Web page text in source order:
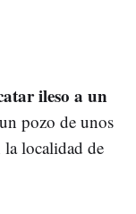
ileso a un
pozo de unos
localidad de